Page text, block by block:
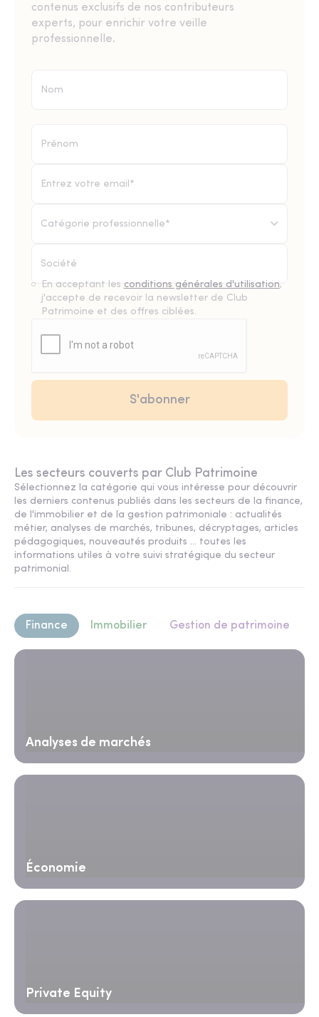
contenus exclusifs de nos contributeurs
experts, pour enrichir votre veille
professionnelle.
Catégorie professionnelle*
En acceptant les conditions générales d'utilisation,
j'accepte de recevoir la newsletter de Club
Patrimoine et des offres ciblées.
Les secteurs couverts par Club Patrimoine
Sélectionnez la catégorie qui vous intéresse pour découvrir
les derniers contenus publiés dans les secteurs de la finance,
de l'immobilier et de la gestion patrimoniale : actualités
métier, analyses de marchés, tribunes, décryptages, articles
pédagogiques, nouveautés produits ... toutes les
informations utiles à votre suivi stratégique du secteur
patrimonial.
Finance Immobilier Gestion de patrimoine
Analyses de marchés
Économie
Private Equity